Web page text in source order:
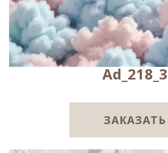
Ad_218_3
ЗАКАЗАТЬ